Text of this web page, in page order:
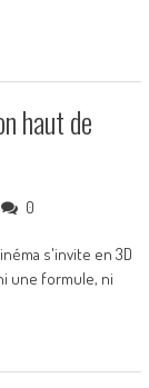
haut de
0
s'invite en 3D
une formule, ni